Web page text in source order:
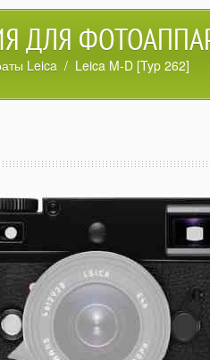
ДЛЯ
Leica / Leica M-D [Typ 262]